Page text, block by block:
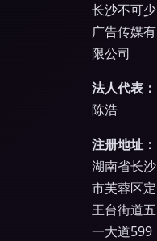
长沙不可少
广告传媒有
限公司
法人代表：
陈浩
注册地址：
湖南省长沙
市芙蓉区定
王台街道五
一大道599